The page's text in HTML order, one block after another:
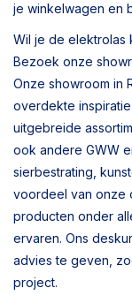
je winkelwagen en
Wil je de elektrolas
Bezoek onze
Onze showroom in
overdekte
uitgebreide
ook andere GWW
sierbestrating,
voordeel van onze
producten onder
ervaren. Ons
advies te geven,
project.